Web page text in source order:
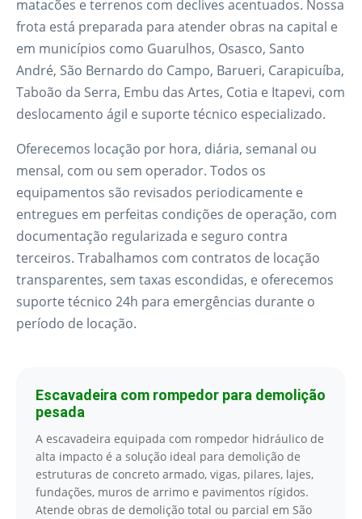
matacões e terrenos com declives acentuados. Nossa
frota está preparada para atender obras na capital e
em municípios como Guarulhos, Osasco, Santo
André, São Bernardo do Campo, Barueri, Carapicuíba,
Taboão da Serra, Embu das Artes, Cotia e Itapevi, com
deslocamento ágil e suporte técnico especializado.
Oferecemos locação por hora, diária, semanal ou
mensal, com ou sem operador. Todos os
equipamentos são revisados periodicamente e
entregues em perfeitas condições de operação, com
documentação regularizada e seguro contra
terceiros. Trabalhamos com contratos de locação
transparentes, sem taxas escondidas, e oferecemos
suporte técnico 24h para emergências durante o
período de locação.
Escavadeira com rompedor para demolição
pesada
A escavadeira equipada com rompedor hidráulico de
alta impacto é a solução ideal para demolição de
estruturas de concreto armado, vigas, pilares, lajes,
fundações, muros de arrimo e pavimentos rígidos.
Atende obras de demolição total ou parcial em São